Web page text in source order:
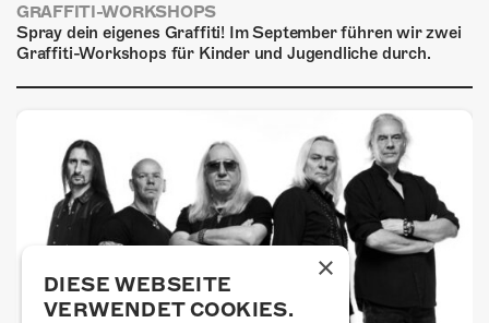
GRAFFITI-WORKSHOPS
Spray dein eigenes Graffiti! Im September führen wir zwei
Graffiti-Workshops für Kinder und Jugendliche durch.
×
DIESE WEBSEITE
VERWENDET COOKIES.